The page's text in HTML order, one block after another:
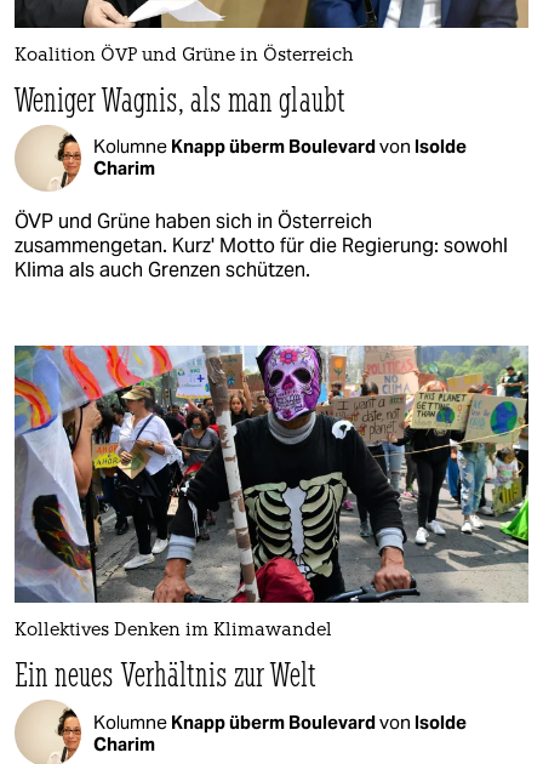
Koalition ÖVP und Grüne in Österreich
Weniger Wagnis, als man glaubt
Kolumne Knapp überm Boulevardvon Isolde
Charim
ÖVP und Grüne haben sich in Österreich
zusammengetan. Kurz' Motto für die Regierung: sowohl
Klima als auch Grenzen schützen.
Kollektives Denken im Klimawandel
Ein neues Verhältnis zur Welt
Kolumne Knapp überm Boulevardvon Isolde
Charim